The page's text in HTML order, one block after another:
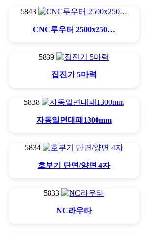
5843
CNC루우터 2500x250…
5839
집진기 5마력
5838
자동일면대패1300mm
5834
호부기 단면/양면 4자
5833
NC라우타